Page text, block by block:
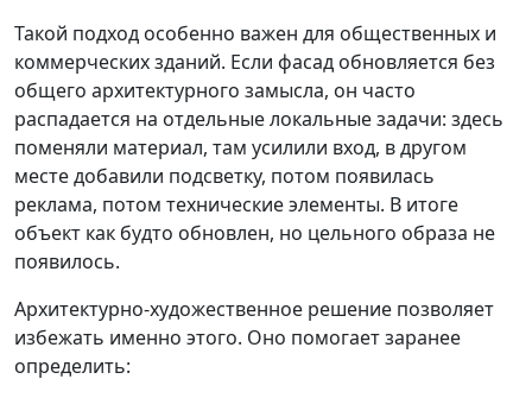
Такой подход особенно важен для общественных и
коммерческих зданий. Если фасад обновляется без
общего архитектурного замысла, он часто
распадается на отдельные локальные задачи: здесь
поменяли материал, там усилили вход, в другом
месте добавили подсветку, потом появилась
реклама, потом технические элементы. В итоге
объект как будто обновлен, но цельного образа не
появилось.
Архитектурно-художественное решение позволяет
избежать именно этого. Оно помогает заранее
определить: